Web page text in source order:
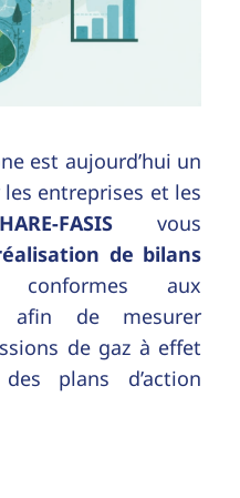
est aujourd’hui un
entreprises et les
FASIS vous
de bilans
aux
afin de mesurer
de gaz à effet
plans d’action